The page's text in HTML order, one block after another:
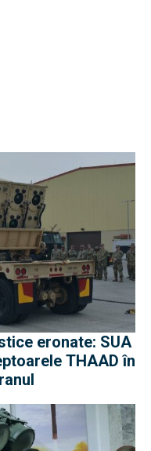
eronate: SUA
THAAD în